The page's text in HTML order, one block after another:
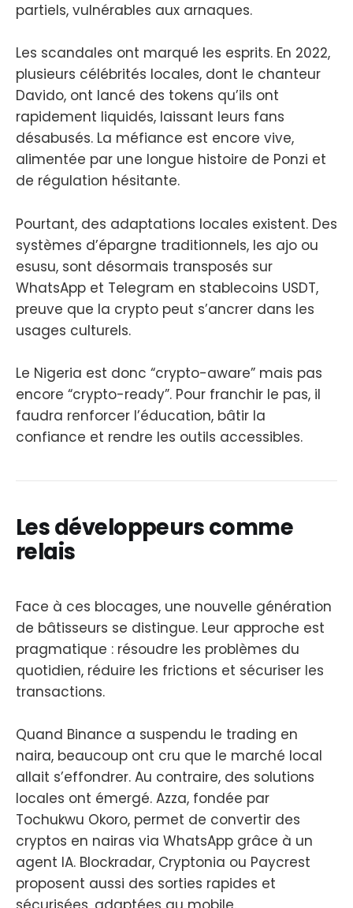
partiels, vulnérables aux arnaques.
Les scandales ont marqué les esprits. En 2022,
plusieurs célébrités locales, dont le chanteur
Davido, ont lancé des tokens qu’ils ont
rapidement liquidés, laissant leurs fans
désabusés. La méfiance est encore vive,
alimentée par une longue histoire de Ponzi et
de régulation hésitante.
Pourtant, des adaptations locales existent. Des
systèmes d’épargne traditionnels, les ajo ou
esusu, sont désormais transposés sur
WhatsApp et Telegram en stablecoins USDT,
preuve que la crypto peut s’ancrer dans les
usages culturels.
Le Nigeria est donc “crypto-aware” mais pas
encore “crypto-ready”. Pour franchir le pas, il
faudra renforcer l’éducation, bâtir la
confiance et rendre les outils accessibles.
Les développeurs comme
relais
Face à ces blocages, une nouvelle génération
de bâtisseurs se distingue. Leur approche est
pragmatique : résoudre les problèmes du
quotidien, réduire les frictions et sécuriser les
transactions.
Quand Binance a suspendu le trading en
naira, beaucoup ont cru que le marché local
allait s’effondrer. Au contraire, des solutions
locales ont émergé. Azza, fondée par
Tochukwu Okoro, permet de convertir des
cryptos en nairas via WhatsApp grâce à un
agent IA. Blockradar, Cryptonia ou Paycrest
proposent aussi des sorties rapides et